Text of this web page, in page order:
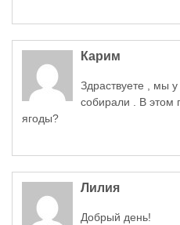
Карим
Здраствуете , мы
собирали . В этом
ягоды?
Лилия
Добрый день!